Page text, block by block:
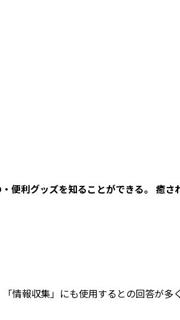
利グッズを知ることができる。 癒さ
報収集」にも使用するとの回答が多